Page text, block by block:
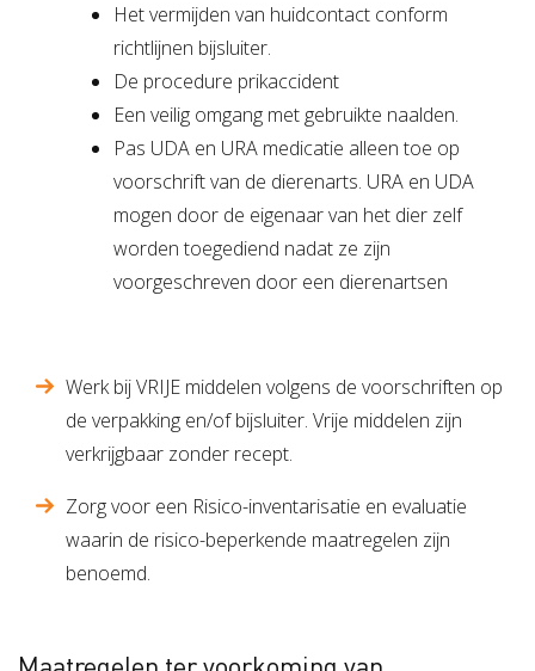
Het vermijden van huidcontact conform
richtlijnen bijsluiter.
De procedure prikaccident
Een veilig omgang met gebruikte naalden.
Pas UDA en URA medicatie alleen toe op
voorschrift van de dierenarts. URA en UDA
mogen door de eigenaar van het dier zelf
worden toegediend nadat ze zijn
voorgeschreven door een dierenartsen
Werk bij VRIJE middelen volgens de voorschriften op
de verpakking en/of bijsluiter. Vrije middelen zijn
verkrijgbaar zonder recept.
Zorg voor een Risico-inventarisatie en evaluatie
waarin de risico-beperkende maatregelen zijn
benoemd.